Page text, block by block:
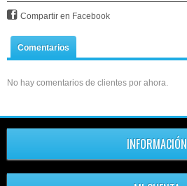
Compartir en Facebook
Comentarios
No hay comentarios de clientes por ahora.
INFORMACIÓN